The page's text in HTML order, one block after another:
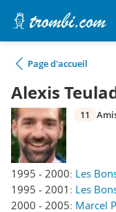
Page d'accueil
Alexis
1995 - 2000: Les
1995 - 2001: Les
2000 - 2005: Marcel
11